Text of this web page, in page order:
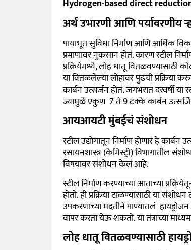
Hydrogen-based direct
अर्थ उभारणी आणि पर्यावरणीय
पायाभूत सुविधा निर्माण आणि आर्थिक
प्रमाणावर नुकसान होतं. कारण स्टील
प्रक्रियेमध्ये, लोह धातू वितळवण्यासाठी
या वितळलेल्या लोहावर पुढची प्रक्रिया
कार्बन उत्सर्जन होतं. जगभरात दरवर्षी या
ज्यामुळे एकुण 7 ते 9 टक्के कार्बन
आयआयटी मुंबईचं संशोधन
स्टील उद्योगातून निर्माण होणारं हे
रसायनशास्त्र (केमिस्ट्री) विभागातील
विषयावर संशोधन केलं आहे.
स्टील निर्माण करण्याच्या आताच्या
होतो. ही प्रक्रिया टाळण्यासाठी या
उपकरणाच्या मदतीने पाण्यातलं
वापर करता येऊ शकतो. या तंत्राच्या
लोह धातू वितळवण्यासाठी